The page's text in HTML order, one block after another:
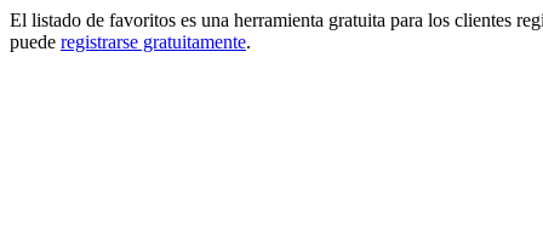
El listado de favoritos es una herramienta gratuita para los clientes
puede registrarse gratuitamente.